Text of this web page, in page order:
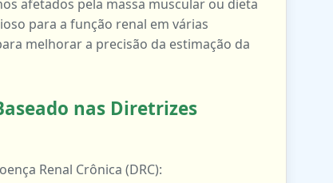
afetados pela massa muscular ou dieta
para a função renal em várias
melhorar a precisão da estimação da
nas Diretrizes
Renal Crônica (DRC):